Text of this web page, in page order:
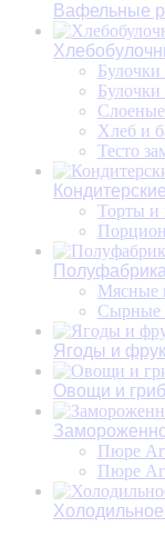
Вафельные
Хлеб и
Тесто
Торты и
Мясные
Сырные
Ягоды и
Овощи и
Пюре
Пюре